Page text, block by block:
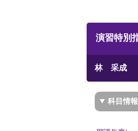
演習特別
林 采成
科目情報